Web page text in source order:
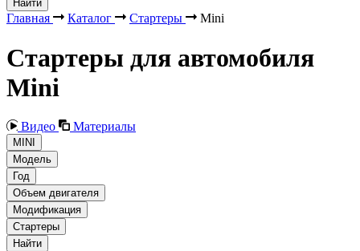
Найти
Главная Каталог Стартеры Mini
Стартеры для автомобиля
Mini
Видео Материалы
MINI
Модель
Год
Объем двигателя
Модификация
Стартеры
Найти